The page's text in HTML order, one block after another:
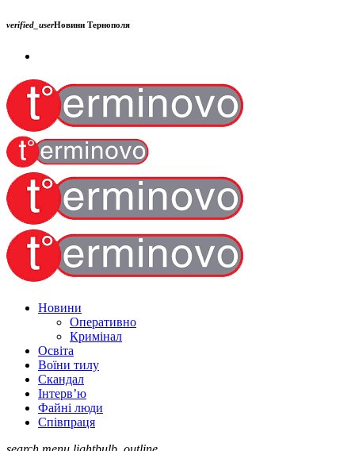
verified_userНовини Тернополя
Новини
Оперативно
Кримінал
Освіта
Воїни тилу
Скандал
Інтерв’ю
Файні люди
Співпраця